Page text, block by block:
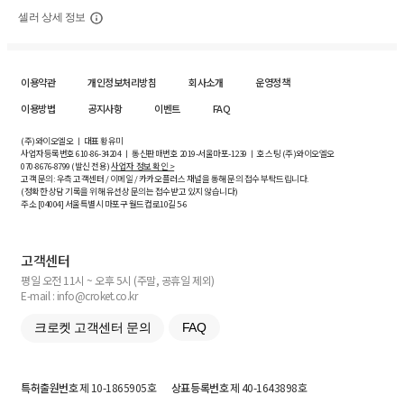
셀러 상세 정보
이용약관 개인정보처리방침 회사소개
운영정책
이용방법
공지사항 이벤트 FAQ
(주)와이오엘오 ㅣ 대표 황유미
사업자등록번호610-86-34204ㅣ 통신판매번호 2019-서울마포-1239 ㅣ 호스팅 (주)와이오엘오
070-8676-8799 (발신 전용)사업자 정보 확인 >
고객 문의: 우측 고객센터 / 이메일 / 카카오플러스 채널을 통해 문의 접수 부탁드립니다.
(정확한 상담 기록을 위해 유선상 문의는 접수받고 있지 않습니다)
주소 [04004] 서울특별시 마포구 월드컵로10길5-6
고객센터
평일 오전 11시 ~ 오후 5시 (주말, 공휴일 제외)
E-mail : info@croket.co.kr
크로켓 고객센터 문의 FAQ
특허출원번호제 10-1865905호 상표등록번호제 40-1643898호